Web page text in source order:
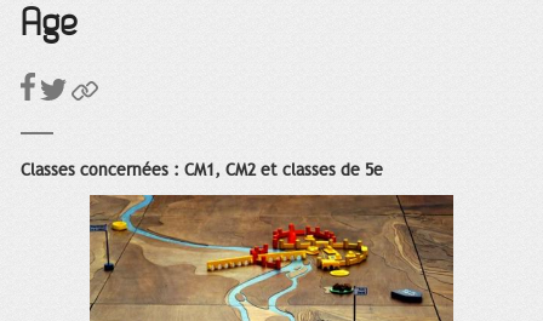
Âge
Classes concernées : CM1, CM2 et classes de 5e